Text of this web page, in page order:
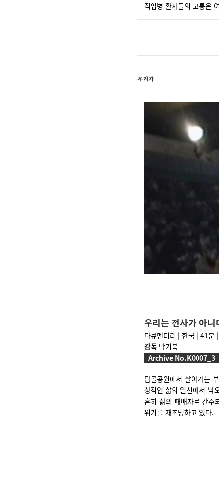
직업병 환자들의 고통은
우리는 전사가 아니
다큐멘터리 | 한국 | 41분
감독 박기복
Archive No.K0007_3
탑골공원에서 살아가는
상적인 삶의 일선에서 낙
흔히 삶의 패배자로 간주
위기를 재조명하고 있다.